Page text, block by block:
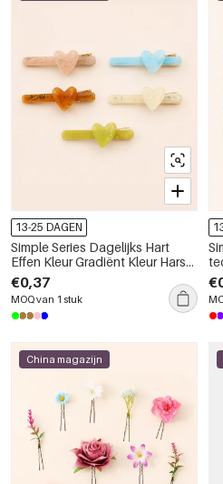
13-25 DAGEN
Simple Series Dagelijks Hart
Effen Kleur Gradiënt Kleur Hars
Haarclips
€0,37
MOQ van 1 stuk
China magazijn